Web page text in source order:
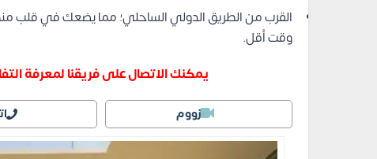
القرب من الطريق الدولي الساحلي؛ مما يضعك في قلب
وقت أقل.
يمكنك الاتصال على فريقنا لمعرفة
زووم